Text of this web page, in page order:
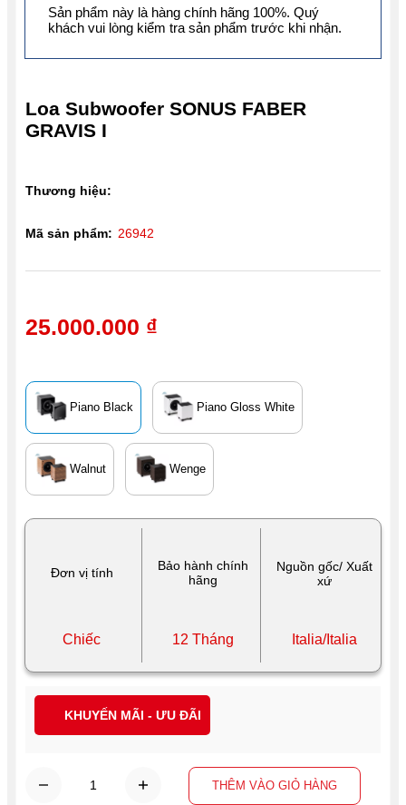
Đơn vị tính
Bảo hành chính
hãng
Nguồn gốc/ Xuất
xứ
Chiếc 12 Tháng Italia/Italia
Loa Subwoofer SONUS FABER
GRAVIS I
Piano Black Piano Gloss White
Walnut Wenge
THÊM VÀO GIỎ HÀNG
25.000.000 ₫
Thương hiệu:
Mã sản phẩm: 26942
KHUYẾN MÃI - ƯU ĐÃI
Sản phẩm này là hàng chính hãng 100%. Quý
khách vui lòng kiểm tra sản phẩm trước khi nhận.